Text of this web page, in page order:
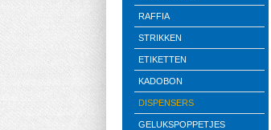
RAFFIA
STRIKKEN
ETIKETTEN
KADOBON
DISPENSERS
GELUKSPOPPETJES